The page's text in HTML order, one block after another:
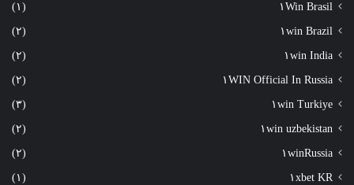
١Win Brasil (١)
١win Brazil (٢)
١win India (٢)
١WIN Official In Russia (٢)
١win Turkiye (٣)
١win uzbekistan (٢)
١winRussia (٢)
١xbet KR (١)